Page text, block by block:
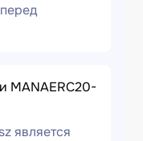
MANAERC20-
является